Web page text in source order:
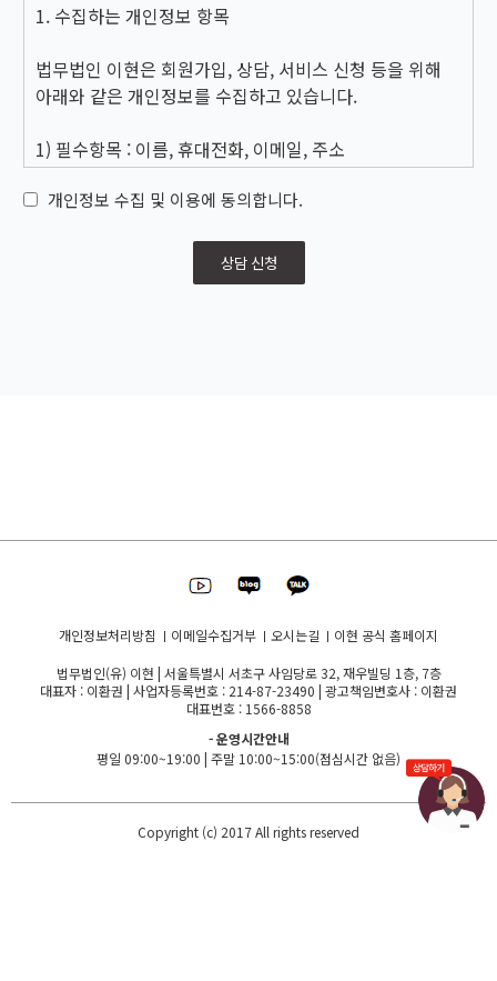
1. 수집하는 개인정보 항목
법무법인 이현은 회원가입, 상담, 서비스 신청 등을 위해
아래와 같은 개인정보를 수집하고 있습니다.
1) 필수항목 : 이름, 휴대전화, 이메일, 주소
2) 자동수집항목 : 서비스 이용기록, 방문로그, 쿠키, 방문
3) 각종 법률 정보 및 관련 정보의 지속적 제공
4) 불량회원 부정 이용 방지 및 비인가 사용 방지
3. 개인정보의 보유 및 이용기간
1) 법무법인 이현이 제공하는 서비스 이용기간 동안 회원
님의 개인정보는 '법무법인 이현'에서 계속 보유하게 되나
원칙적으로 개인정보의 수집 또는 제공받은 목적 달성 시
개인정보 수집 및 이용에 동의합니다.
상담 신청
개인정보처리방침 이메일수집거부 오시는길
이현 공식 홈페이지
법무법인(유) 이현 | 서울특별시 서초구 사임당로 32, 재우빌딩 1층, 7층
대표자 : 이환권 | 사업자등록번호 : 214-87-23490 | 광고책임변호사 : 이환권
대표번호 : 1566-8858
- 운영시간안내
평일 09:00~19:00 | 주말 10:00~15:00(점심시간 없음)
Copyright (c) 2017 All rights reserved